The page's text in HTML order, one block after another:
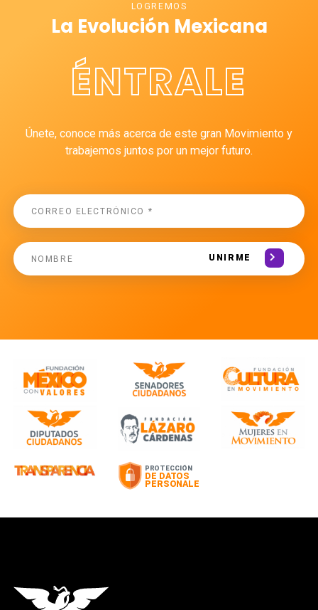
LOGREMOS
La Evolución Mexicana
ÉNTRALE
Únete, conoce más acerca de este gran Movimiento y
trabajemos juntos por un mejor futuro.
UNIRME